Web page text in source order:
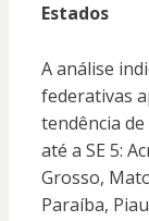
Estados
A análise
federativas
tendência
até a SE 5:
Grosso,
Paraíba,